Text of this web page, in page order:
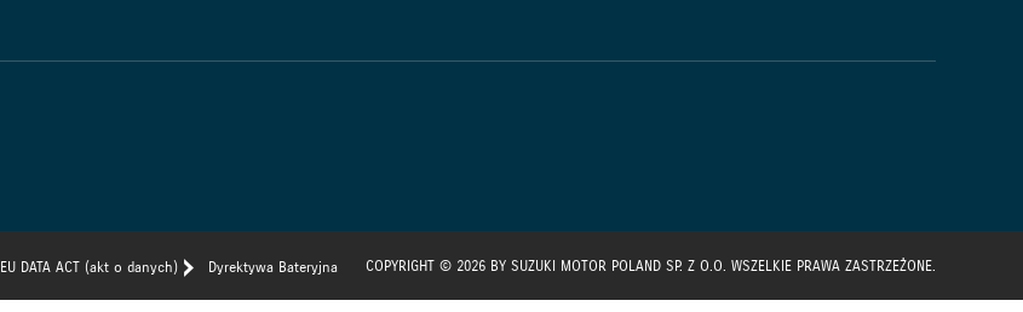
EU DATA ACT (akt o danych) Dyrektywa Bateryjna COPYRIGHT © 2026 BY SUZUKI MOTOR POLAND SP. Z O.O. WSZELKIE PRAWA ZASTRZEŻONE.